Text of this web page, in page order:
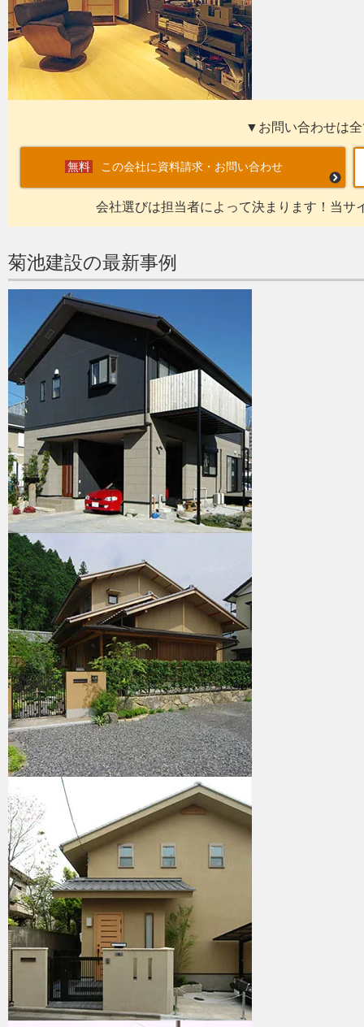
▼お問い合わせは
この会社に資料請求・お問い合わせ
会社選びは担当者によって決まります！当サ
菊池建設の最新事例